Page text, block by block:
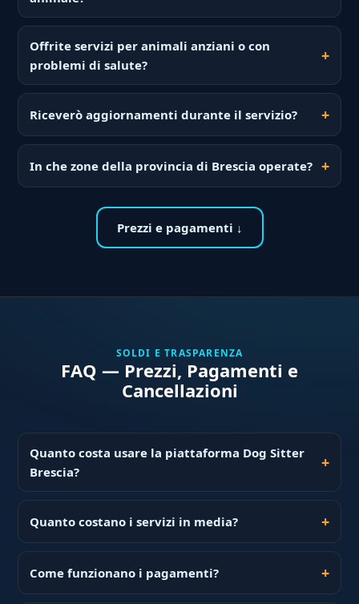
Offrite servizi per animali anziani o con
problemi di salute?
Riceverò aggiornamenti durante il servizio?
In che zone della provincia di Brescia operate?
Prezzi e pagamenti ↓
SOLDI E TRASPARENZA
FAQ — Prezzi, Pagamenti e
Cancellazioni
Quanto costa usare la piattaforma Dog Sitter
Brescia?
Quanto costano i servizi in media?
Come funzionano i pagamenti?